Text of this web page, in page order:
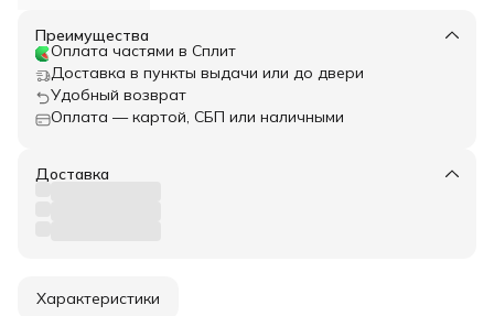
Преимущества
Оплата частями в Сплит
Доставка в пункты выдачи или до двери
Удобный возврат
Оплата — картой, СБП или наличными
Доставка
Характеристики